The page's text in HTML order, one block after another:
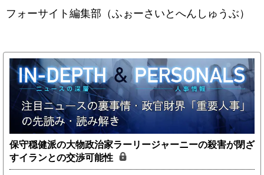
フォーサイト編集部（ふぉーさいとへんしゅうぶ）
保守穏健派の大物政治家ラーリージャーニーの殺害が閉ざ
すイランとの交渉可能性